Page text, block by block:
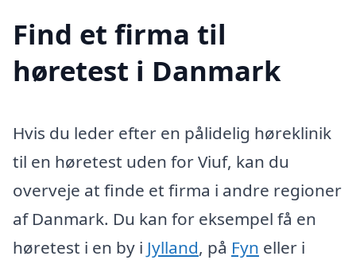
Find et firma til
høretest i Danmark
Hvis du leder efter en pålidelig høreklinik
til en høretest uden for Viuf, kan du
overveje at finde et firma i andre regioner
af Danmark. Du kan for eksempel få en
høretest i en by i Jylland, på Fyn eller i